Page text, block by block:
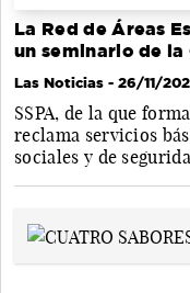
La Red de Áreas
un seminario de la
Las Noticias - 26/11/
SSPA, de la que
reclama servicios
sociales y de